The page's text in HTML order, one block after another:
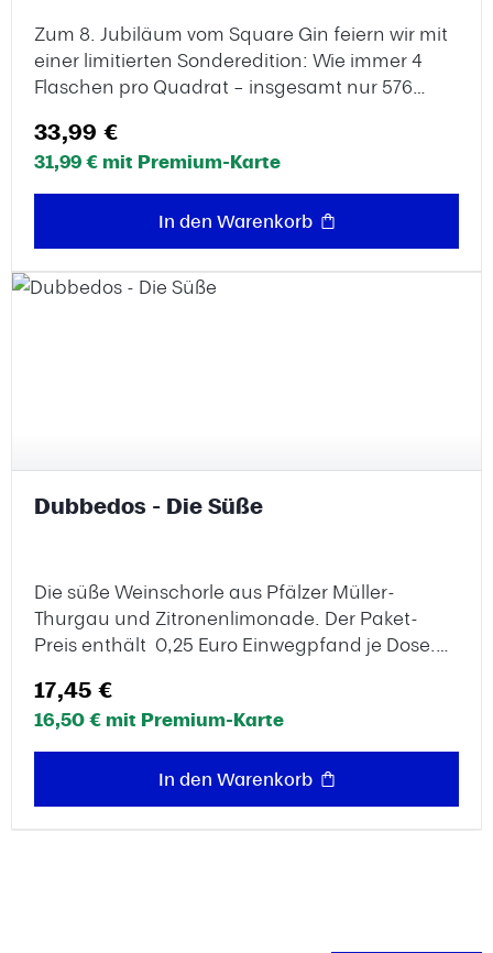
Zum 8. Jubiläum vom Square Gin feiern wir mit
einer limitierten Sonderedition: Wie immer 4
Flaschen pro Quadrat – insgesamt nur 576
Edition wurden Aprikose und Rhabarber
destilliert. Auf euch, auf viele Genussmomente
und auf 8 Jahre 144 Square Gin – Cheers!Der
Gin ist hier im Onlineshop auf 12 Flaschen
limitiert und wird danach nicht mehr
produziert.Schnell sein lohnt sich!
Regulärer Preis:
33,99 €
31,99 € mit Premium-Karte
In den Warenkorb
Dubbedos - Die Süße
Die süße Weinschorle aus Pfälzer Müller-
Thurgau und Zitronenlimonade. Der Paket-
Preis enthält 0,25 Euro Einwegpfand je Dose.6
6,5% vol.
Regulärer Preis:
17,45 €
16,50 € mit Premium-Karte
In den Warenkorb